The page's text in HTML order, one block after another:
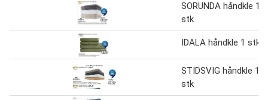
SORUNDA håndkle 1
stk
IDALA håndkle 1 stk
STIDSVIG håndkle 1
stk